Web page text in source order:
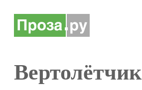
Вертолётчик